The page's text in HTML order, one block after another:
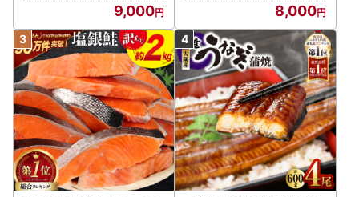
北海道豊富町ふるさと納税サポート室
TEL：050-5805-1740
FAX：050-3385-1792
E-Mail：support@toyotomi.furusato-lg.jp
営業日のご案内：平日9時～18時 ※土日祝日、年末年始は休
業となります
＝＝＝＝＝＝＝＝＝＝＝＝＝＝＝＝＝＝＝＝＝＝＝＝
9,000 8,000